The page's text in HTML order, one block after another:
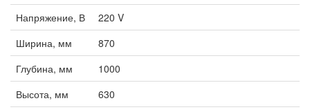
Напряжение, В
220 V
Ширина, мм
870
Глубина, мм
1000
Высота, мм
630